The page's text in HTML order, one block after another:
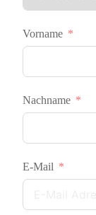
Vorname
Nachname
E-Mail